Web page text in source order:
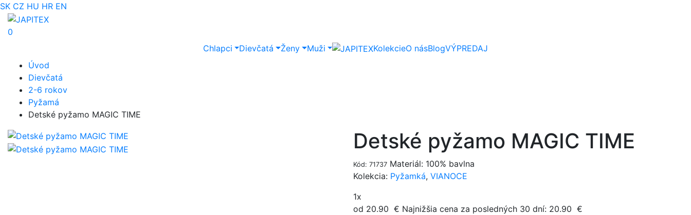
SK CZ HU HR EN
0
Chlapci
Dievčatá Ženy Muži KolekcieO násBlogVÝPREDAJ
Úvod
Dievčatá
2-6 rokov
Pyžamá
Detské pyžamo MAGIC TIME
Detské pyžamo MAGIC TIME
Kód: 71737 Materiál: 100% bavlna
Kolekcia: Pyžamká, VIANOCE
1x
od 20.90 € Najnižšia cena za posledných 30 dní: 20.90 €